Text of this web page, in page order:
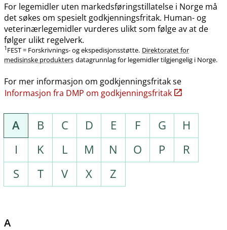
For legemidler uten markedsføringstillatelse i Norge må
det søkes om spesielt godkjenningsfritak. Human- og
veterinærlegemidler vurderes ulikt som følge av at de
følger ulikt regelverk.
1 FEST = Forskrivnings- og ekspedisjonsstøtte. Direktoratet for
medisinske produkters datagrunnlag for legemidler tilgjengelig i Norge.
For mer informasjon om godkjenningsfritak se
Informasjon fra DMP om godkjenningsfritak
A B C D E F G
H
I
K L M N O P
R
S
T V X Z
A